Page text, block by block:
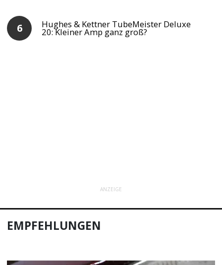
Hughes & Kettner TubeMeister Deluxe
20: Kleiner Amp ganz groß?
ANZEIGE
EMPFEHLUNGEN